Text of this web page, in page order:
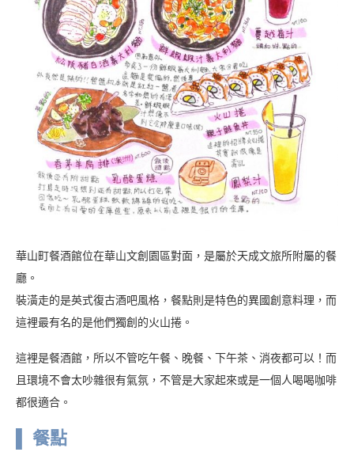
華山町餐酒館位在華山文創園區對面，是屬於天成文旅所附屬的餐
廳。
裝潢走的是英式復古酒吧風格，餐點則是特色的異國創意料理，而
這裡最有名的是他們獨創的火山捲。
這裡是餐酒館，所以不管吃午餐、晚餐、下午茶、消夜都可以！而
且環境不會太吵雜很有氣氛，不管是大家起來或是一個人喝喝咖啡
都很適合。
▌ 餐點